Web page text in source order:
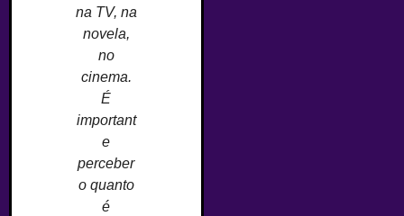
na TV, na
novela,
no
cinema.
É
important
e
perceber
o quanto
é